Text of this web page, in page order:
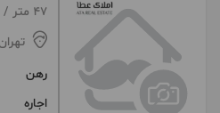
47 متر / 1 اتاق / طبقه 2
رهن
اجاره